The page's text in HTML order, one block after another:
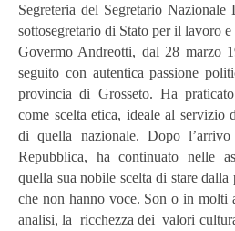
Segreteria del Segretario
sottosegretario di Stato per il lavoro
Govermo Andreotti, dal 28 marzo
seguito con autentica passione
provincia di Grosseto. Ha
come scelta etica, ideale al servizio
di quella nazionale. Dopo l’arrivo
Repubblica, ha continuato nelle
quella sua nobile scelta di stare
che non hanno voce. Son o in molti
analisi, la ricchezza dei valori